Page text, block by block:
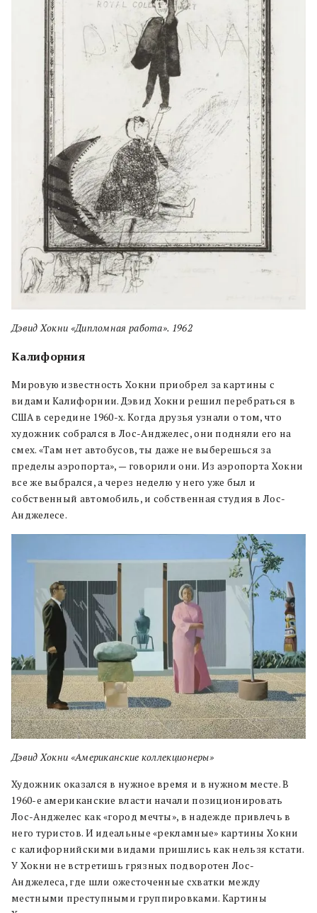
Дэвид Хокни «Дипломная работа». 1962
Калифорния
Мировую известность Хокни приобрел за картины с
видами Калифорнии. Дэвид Хокни решил перебраться в
США в середине 1960-х. Когда друзья узнали о том, что
художник собрался в Лос-Анджелес, они подняли его на
смех. «Там нет автобусов, ты даже не выберешься за
пределы аэропорта», — говорили они. Из аэропорта Хокни
все же выбрался, а через неделю у него уже был и
собственный автомобиль, и собственная студия в Лос-
Анджелесе.
Дэвид Хокни «Американские коллекционеры»
Художник оказался в нужное время и в нужном месте. В
1960-е американские власти начали позиционировать
Лос-Анджелес как «город мечты», в надежде привлечь в
него туристов. И идеальные «рекламные» картины Хокни
с калифорнийскими видами пришлись как нельзя кстати.
У Хокни не встретишь грязных подворотен Лос-
Анджелеса, где шли ожесточенные схватки между
местными преступными группировками. Картины